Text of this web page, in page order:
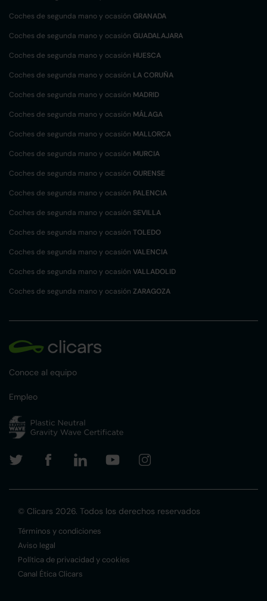
Coches de segunda mano y ocasión GRANADA
Coches de segunda mano y ocasión GUADALAJARA
Coches de segunda mano y ocasión HUESCA
Coches de segunda mano y ocasión LA CORUÑA
Coches de segunda mano y ocasión MADRID
Coches de segunda mano y ocasión MÁLAGA
Coches de segunda mano y ocasión MALLORCA
Coches de segunda mano y ocasión MURCIA
Coches de segunda mano y ocasión OURENSE
Coches de segunda mano y ocasión PALENCIA
Coches de segunda mano y ocasión SEVILLA
Coches de segunda mano y ocasión TOLEDO
Coches de segunda mano y ocasión VALENCIA
Coches de segunda mano y ocasión VALLADOLID
Coches de segunda mano y ocasión ZARAGOZA
Conoce al equipo
Empleo
© Clicars 2026. Todos los derechos reservados
Términos y condiciones
Aviso legal
Política de privacidad y cookies
Canal Ética Clicars